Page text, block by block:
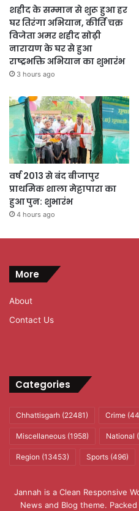
शहीद के सम्मान से शुरू हुआ हर
घर तिरंगा अभियान, कीर्ति चक्र
विजेता अमर शहीद सोढ़ी
नारायण के घर से हुआ
राष्ट्रभक्ति अभियान का शुभारंभ
3 hours ago
वर्ष 2013 से बंद बीजापुर
प्राथमिक शाला मेट्टापारा का
हुआ पुन: शुभारंभ
4 hours ago
More
About
Contact Us
Categories
Chhattisgarh (22481) Crime
Miscellaneous (1958) National
Region (13453) Sports (496)
Jannah is a Clean Responsive
News and Blog theme.